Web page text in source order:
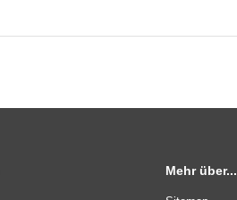
Mehr über...